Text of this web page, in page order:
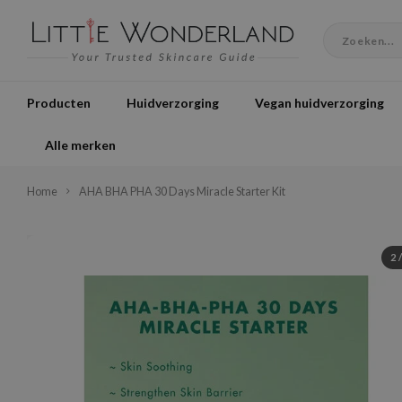
Producten Huidverzorging Vegan huidverzorging
Alle merken
Home AHA BHA PHA 30 Days Miracle Starter Kit
2